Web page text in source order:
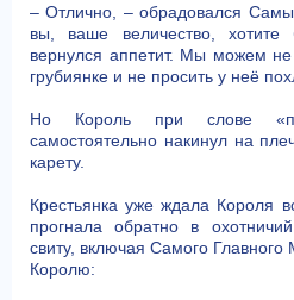
– Отлично, – обрадовался
вы, ваше величество,
вернулся аппетит. Мы можем не
грубиянке и не просить у неё
Но Король при слове
самостоятельно накинул на
карету.
Крестьянка уже ждала Короля
прогнала обратно в
свиту, включая Самого
Королю: